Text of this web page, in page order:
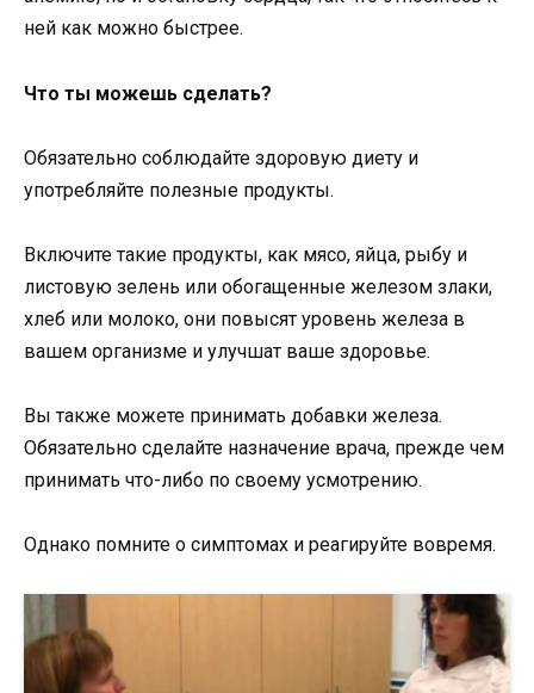
ней как можно быстрее.
Что ты можешь сделать?
Обязательно соблюдайте здоровую диету и
употребляйте полезные продукты.
Включите такие продукты, как мясо, яйца, рыбу и
листовую зелень или обогащенные железом злаки,
хлеб или молоко, они повысят уровень железа в
вашем организме и улучшат ваше здоровье.
Вы также можете принимать добавки железа.
Обязательно сделайте назначение врача, прежде чем
принимать что-либо по своему усмотрению.
Однако помните о симптомах и реагируйте вовремя.